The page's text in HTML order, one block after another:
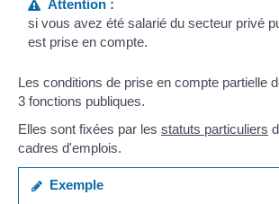
Attention :
si vous avez été salarié du secteur privé
est prise en compte.
Les conditions de prise en compte partielle
3 fonctions publiques.
Elles sont fixées par les statuts particuliers
cadres d'emplois.
Exemple